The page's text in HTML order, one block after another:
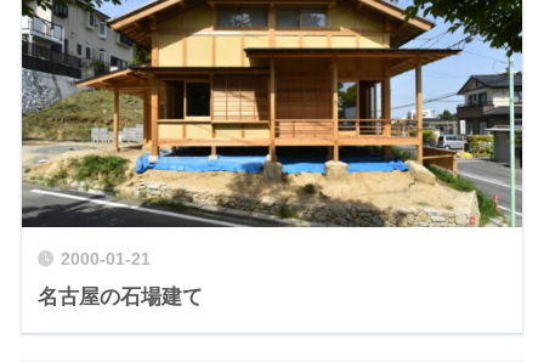
2000-01-21
名古屋の石場建て